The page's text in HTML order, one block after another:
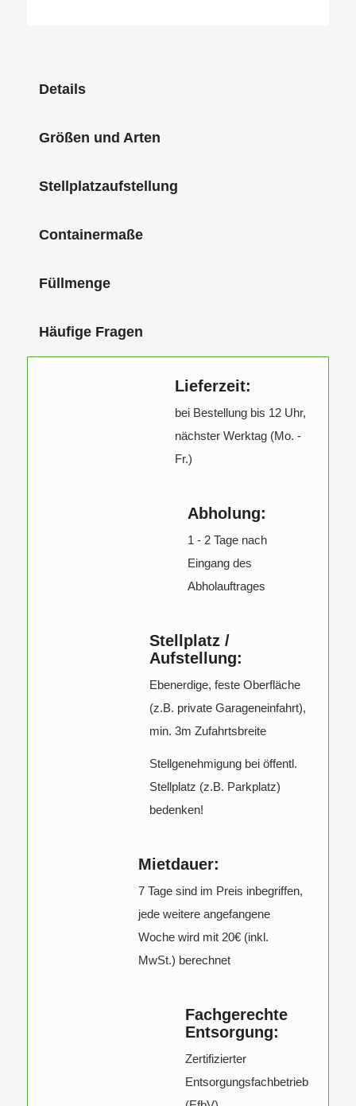
Details
Größen und Arten
Stellplatzaufstellung
Containermaße
Füllmenge
Häufige Fragen
Lieferzeit:
bei Bestellung bis 12 Uhr,
nächster Werktag (Mo. -
Fr.)
Abholung:
1 - 2 Tage nach
Eingang des
Abholauftrages
Stellplatz /
Aufstellung:
Ebenerdige, feste Oberfläche
(z.B. private Garageneinfahrt),
min. 3m Zufahrtsbreite
Stellgenehmigung bei öffentl.
Stellplatz (z.B. Parkplatz)
bedenken!
Mietdauer:
7 Tage sind im Preis inbegriffen,
jede weitere angefangene
Woche wird mit 20€ (inkl.
MwSt.) berechnet
Fachgerechte
Entsorgung:
Zertifizierter
Entsorgungsfachbetrieb